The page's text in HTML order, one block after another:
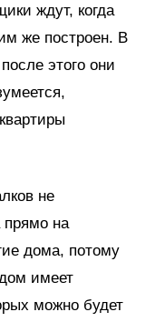
ждут, когда
же построен. В
этого они
не
прямо на
дома, потому
имеет
можно будет